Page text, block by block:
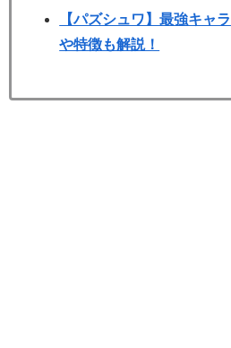
【パズシュワ】最強キャ
や特徴も解説！